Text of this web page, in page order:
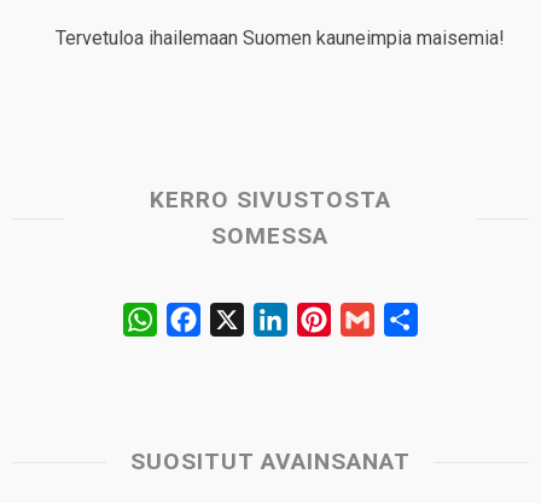
Tervetuloa ihailemaan Suomen kauneimpia maisemia!
KERRO SIVUSTOSTA
SOMESSA
W
s
b
e
e
l
SUOSITUT AVAINSANAT